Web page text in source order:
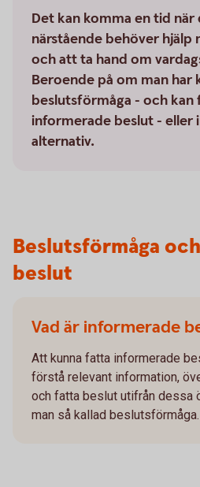
Det kan komma en tid när
närstående behöver hjälp
och att ta hand om
Beroende på om man har
beslutsförmåga - och kan
informerade beslut - eller
alternativ.
Beslutsförmåga
beslut
Vad är informerade
Att kunna fatta informerade
förstå relevant information,
och fatta beslut utifrån dessa
man så kallad beslutsförmåga.